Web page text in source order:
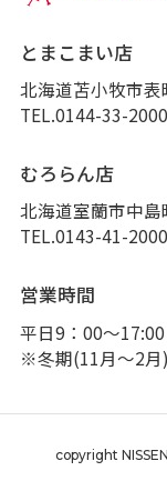
とまこまい店
北海道苫小牧市
TEL.0144-33-2000
むろらん店
北海道室蘭市中
TEL.0143-41-2000
営業時間
平日9：00～17:00
※冬期(11月～2月
copyright